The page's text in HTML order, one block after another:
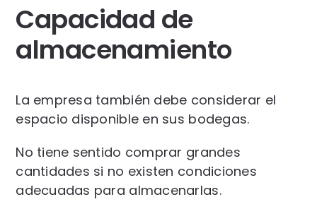
Capacidad de
almacenamiento
La empresa también debe considerar el
espacio disponible en sus bodegas.
No tiene sentido comprar grandes
cantidades si no existen condiciones
adecuadas para almacenarlas.